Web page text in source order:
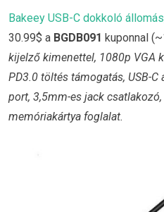
Bakeey USB-C dokkoló
30.99$ a BGDB091 kuponnal
kijelző kimenettel, 1080p VGA
PD3.0 töltés támogatás, USB-
port, 3,5mm-es jack
memóriakártya foglalat.